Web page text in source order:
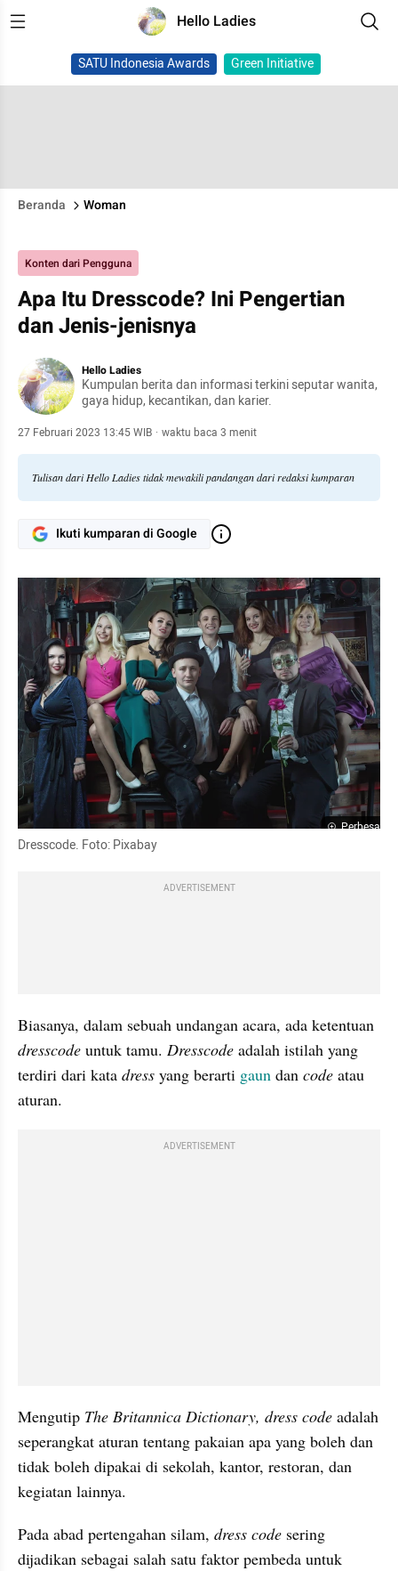
Hello Ladies
SATU Indonesia Awards Green Initiative
Beranda Woman
Konten dari Pengguna
Apa Itu Dresscode? Ini Pengertian
dan Jenis-jenisnya
Hello Ladies
Kumpulan berita dan informasi terkini seputar wanita,
gaya hidup, kecantikan, dan karier.
27 Februari 2023 13:45 WIB · waktu baca 3 menit
Tulisan dari Hello Ladies tidak mewakili pandangan dari redaksi kumparan
Ikuti kumparan di Google
Perbesar
Dresscode. Foto: Pixabay
ADVERTISEMENT
dresscode untuk tamu. Dresscode adalah istilah yang
terdiri dari kata dress yang berarti gaun dan code atau
aturan.
ADVERTISEMENT
Mengutip The Britannica Dictionary, dress code adalah
seperangkat aturan tentang pakaian apa yang boleh dan
tidak boleh dipakai di sekolah, kantor, restoran, dan
kegiatan lainnya.
Pada abad pertengahan silam, dress code sering
dijadikan sebagai salah satu faktor pembeda untuk